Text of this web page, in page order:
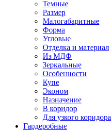
Темные
Размер
Малогабаритные
Форма
Угловые
Отделка и материал
Из МДФ
Зеркальные
Особенности
Купе
Эконом
Назначение
В коридор
Для узкого коридора
Гардеробные